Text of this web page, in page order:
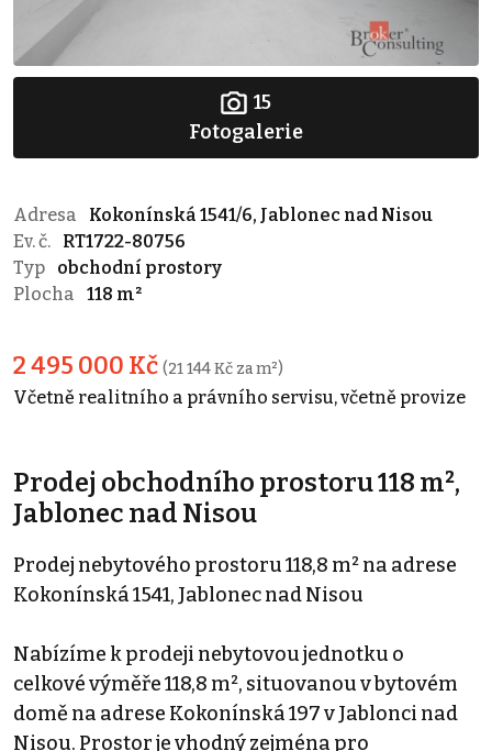
15
Fotogalerie
Adresa
Kokonínská 1541/6, Jablonec nad Nisou
Ev. č.
RT1722-80756
Typ
obchodní prostory
Plocha
118 m²
2 495 000 Kč (21 144 Kč za m²)
Včetně realitního a právního servisu, včetně provize
Prodej obchodního prostoru 118 m²,
Jablonec nad Nisou
Prodej nebytového prostoru 118,8 m² na adrese
Kokonínská 1541, Jablonec nad Nisou
Nabízíme k prodeji nebytovou jednotku o
celkové výměře 118,8 m², situovanou v bytovém
domě na adrese Kokonínská 197 v Jablonci nad
Nisou. Prostor je vhodný zejména pro